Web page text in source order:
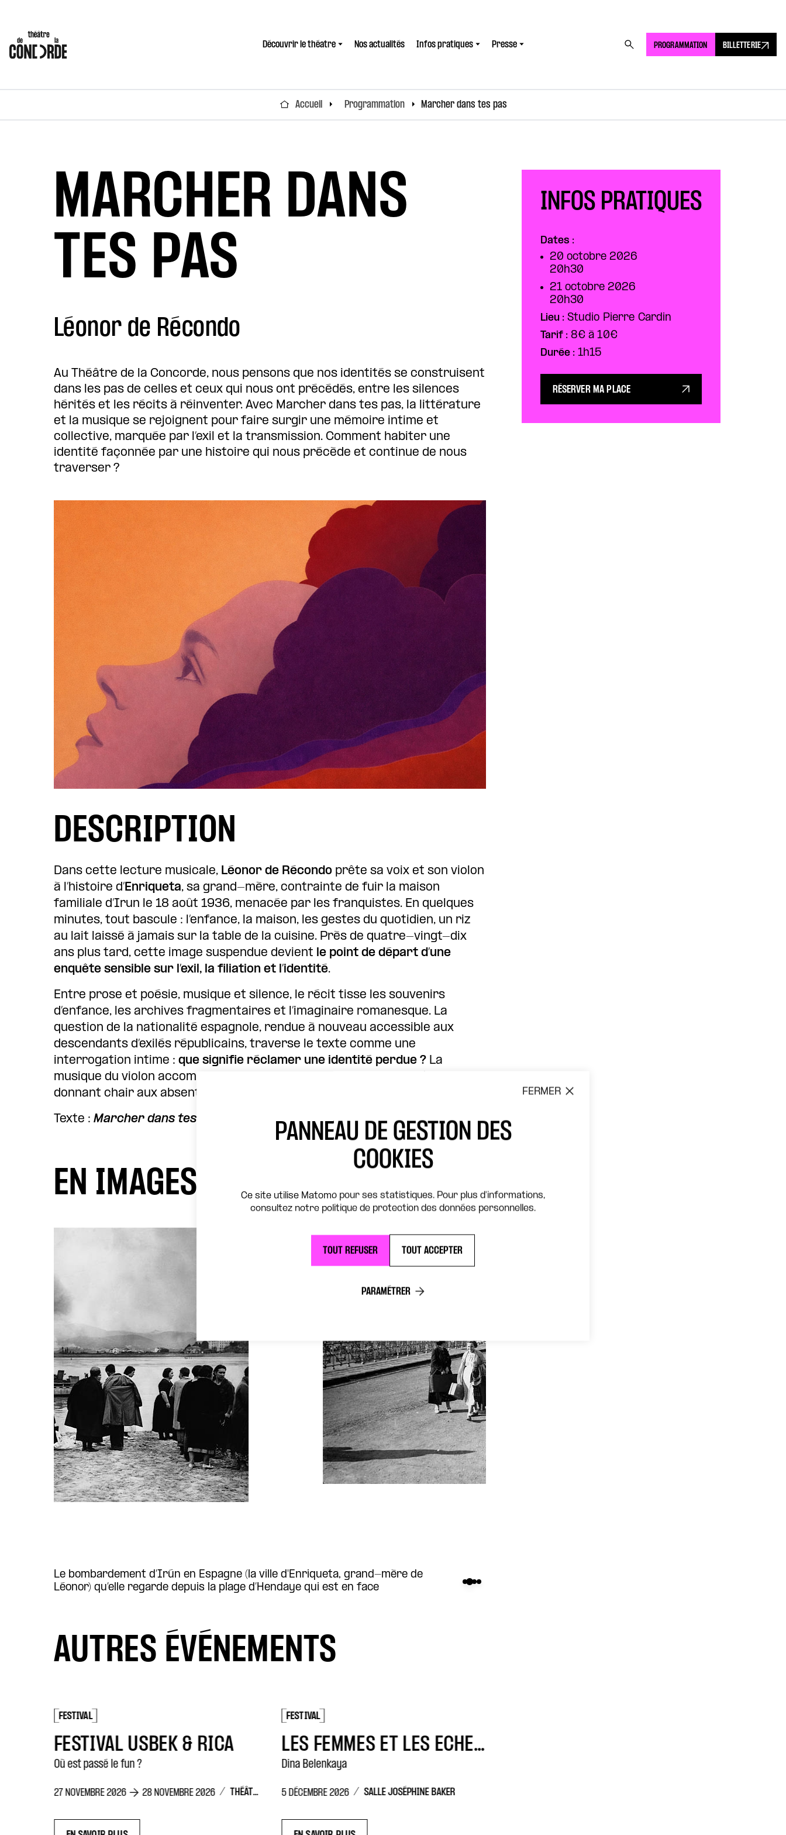
Découvrir le théatre Nos actualités Infos pratiques Presse PROGRAMMATION BILLETTERIE
Accueil Programmation Marcher dans tes pas
MARCHER DANS
TES PAS
Léonor de Récondo
Au Théâtre de la Concorde, nous pensons que nos identités se construisent
dans les pas de celles et ceux qui nous ont précédés, entre les silences
hérités et les récits à réinventer. Avec Marcher dans tes pas, la littérature
et la musique se rejoignent pour faire surgir une mémoire intime et
collective, marquée par l’exil et la transmission. Comment habiter une
identité façonnée par une histoire qui nous précède et continue de nous
traverser ?
DESCRIPTION
Dans cette lecture musicale, Léonor de Récondo prête sa voix et son violon
à l’histoire d’Enriqueta, sa grand-mère, contrainte de fuir la maison
familiale d’Irun le 18 août 1936, menacée par les franquistes. En quelques
minutes, tout bascule : l’enfance, la maison, les gestes du quotidien, un riz
au lait laissé à jamais sur la table de la cuisine. Près de quatre-vingt-dix
ans plus tard, cette image suspendue devient le point de départ d’une
enquête sensible sur l’exil, la filiation et l’identité.
Entre prose et poésie, musique et silence, le récit tisse les souvenirs
d’enfance, les archives fragmentaires et l’imaginaire romanesque. La
question de la nationalité espagnole, rendue à nouveau accessible aux
descendants d’exilés républicains, traverse le texte comme une
interrogation intime : que signifie réclamer une identité perdue ? La
musique du violon accompagne cette marche lente vers les fantômes,
donnant chair aux absents et profondeur aux gestes ordinaires.
Texte : Marcher dans tes pas (Éditions L’Iconoclaste, 2025)
EN IMAGES
Des femmes et des enfants qui traversent le pont International entre Irún et
Hendaye à l’été 1936 au début de la guerre civile
AUTRES ÉVÉNEMENTS
FESTIVAL
FESTIVAL USBEK & RICA
Où est passé le fun ?
27 NOVEMBRE 2026 28 NOVEMBRE 2026 / THÉÂTRE DE LA CONCORDE
FESTIVAL
LES FEMMES ET LES ÉCHECS
Dina Belenkaya
5 DÉCEMBRE 2026 / SALLE JOSÉPHINE BAKER
INFOS PRATIQUES
Dates :
20 octobre 2026
20h30
21 octobre 2026
20h30
Lieu : Studio Pierre Cardin
Tarif : 8€ à 10€
Durée : 1h15
RÉSERVER MA PLACE
FERMER
PANNEAU DE GESTION DES
COOKIES
Ce site utilise Matomo pour ses statistiques. Pour plus d'informations,
consultez notre politique de protection des données personnelles.
TOUT REFUSER TOUT ACCEPTER
PARAMÉTRER